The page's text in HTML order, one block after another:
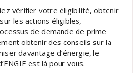
vérifier votre éligibilité, obtenir
les actions éligibles,
de demande de prime
obtenir des conseils sur la
davantage d’énergie, le
est là pour vous.